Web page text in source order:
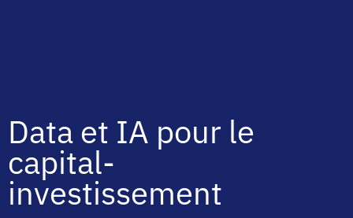
Data et IA pour le
capital-
investissement